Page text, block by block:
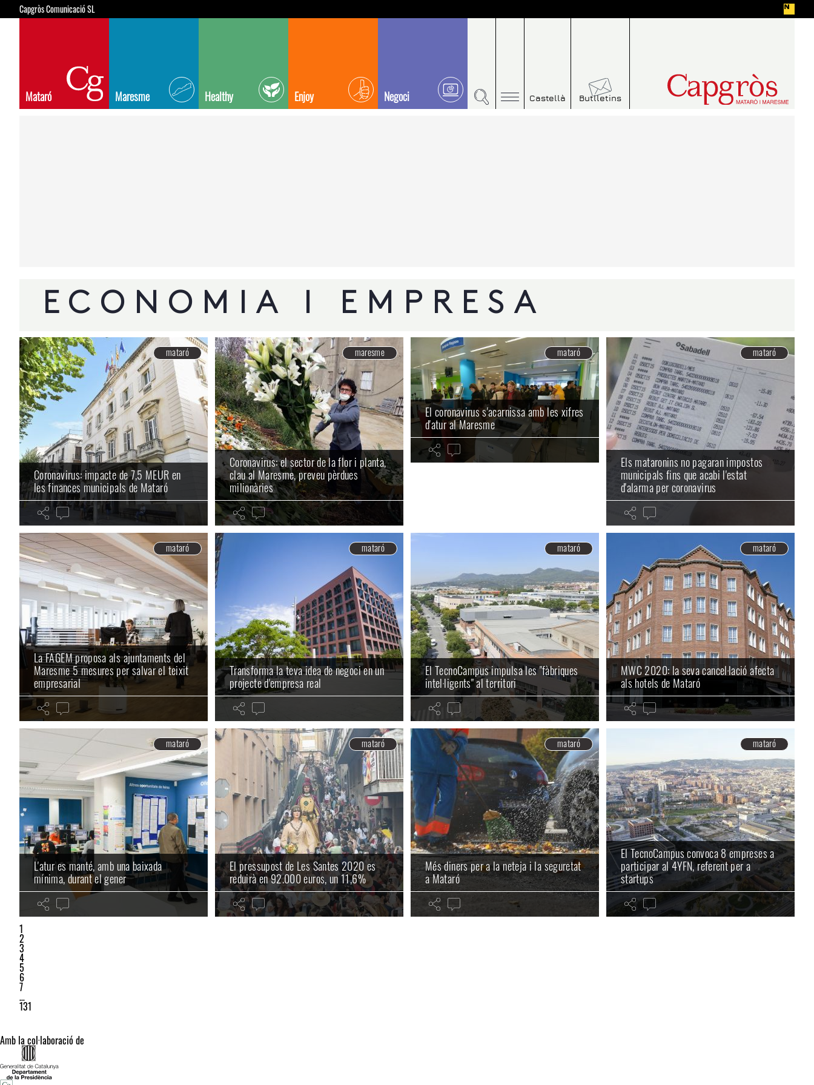
Capgròs Comunicació SL
Mataró Maresme Healthy Enjoy Negoci Castellà Butlletins
ECONOMIA I EMPRESA
mataró
Coronavirus: impacte de 7,5 MEUR en
les finances municipals de Mataró
maresme
Coronavirus: el sector de la flor i planta,
clau al Maresme, preveu pèrdues
milionàries
mataró
El coronavirus s'acarnissa amb les xifres
d'atur al Maresme
mataró
Els mataronins no pagaran impostos
municipals fins que acabi l'estat
d'alarma per coronavirus
mataró
La FAGEM proposa als ajuntaments del
Maresme 5 mesures per salvar el teixit
empresarial
mataró
Transforma la teva idea de negoci en un
projecte d'empresa real
mataró
El TecnoCampus impulsa les "fàbriques
intel·ligents" al territori
mataró
MWC 2020: la seva cancel·lació afecta
als hotels de Mataró
mataró
L'atur es manté, amb una baixada
mínima, durant el gener
mataró
El pressupost de Les Santes 2020 es
reduirà en 92.000 euros, un 11,6%
mataró
Més diners per a la neteja i la seguretat
a Mataró
mataró
El TecnoCampus convoca 8 empreses a
participar al 4YFN, referent per a
startups
1
2
3
4
5
6
7
…
131
Amb la col·laboració de